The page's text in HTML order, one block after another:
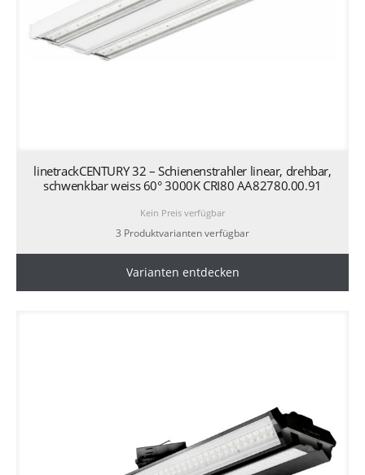
linetrackCENTURY 32 – Schienenstrahler linear, drehbar,
schwenkbar weiss 60° 3000K CRI80 AA82780.00.91
Kein Preis verfügbar
3 Produktvarianten verfügbar
Varianten entdecken